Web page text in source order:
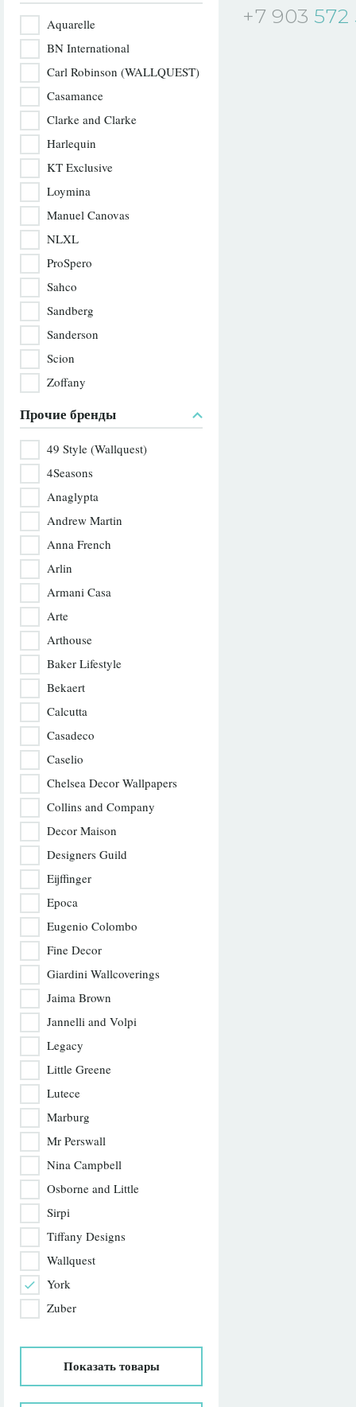
Aquarelle
BN International
Carl Robinson (WALLQUEST)
Casamance
Clarke and Clarke
Harlequin
KT Exclusive
Loymina
Manuel Canovas
NLXL
ProSpero
Sahco
Sandberg
Sanderson
Scion
Zoffany
Прочие бренды
49 Style (Wallquest)
4Seasons
Anaglypta
Andrew Martin
Anna French
Arlin
Armani Casa
Arte
Arthouse
Baker Lifestyle
Bekaert
Calcutta
Casadeco
Caselio
Chelsea Decor Wallpapers
Collins and Company
Decor Maison
Designers Guild
Eijffinger
Epoca
Eugenio Colombo
Fine Decor
Giardini Wallcoverings
Jaima Brown
Jannelli and Volpi
Legacy
Little Greene
Lutece
Marburg
Mr Perswall
Nina Campbell
Osborne and Little
Sirpi
Tiffany Designs
Wallquest
York
Zuber
Показатьтовары
+7 903 572